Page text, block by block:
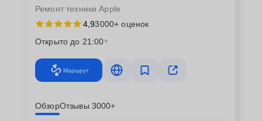
Ремонт техники Apple
4,93000+ оценок
Открыто до 21:00
Маршрут
ОбзорОтзывы 3000+